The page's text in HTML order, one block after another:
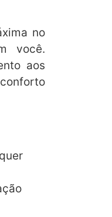
no
você.
aos